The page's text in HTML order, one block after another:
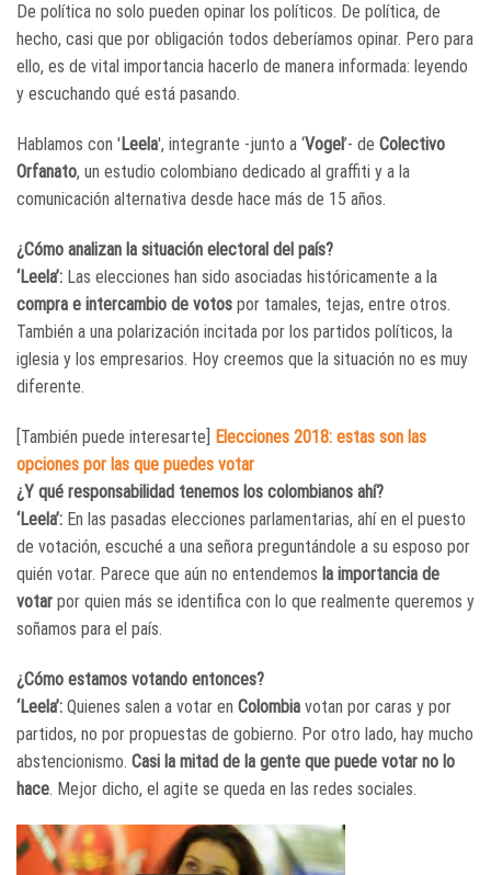
De política no solo pueden opinar los políticos. De política, de
hecho, casi que por obligación todos deberíamos opinar. Pero para
ello, es de vital importancia hacerlo de manera informada: leyendo
y escuchando qué está pasando.
Hablamos con ' Leela', integrante -junto a ‘Vogel’- de Colectivo
Orfanato, un estudio colombiano dedicado al graffiti y a la
comunicación alternativa desde hace más de 15 años.
¿Cómo analizan la situación electoral del país?
‘Leela’: Las elecciones han sido asociadas históricamente a la
compra e intercambio de votos por tamales, tejas, entre otros.
También a una polarización incitada por los partidos políticos, la
iglesia y los empresarios. Hoy creemos que la situación no es muy
diferente.
[También puede interesarte] Elecciones 2018: estas son las
opciones por las que puedes votar
¿Y qué responsabilidad tenemos los colombianos ahí?
‘Leela’: En las pasadas elecciones parlamentarias, ahí en el puesto
de votación, escuché a una señora preguntándole a su esposo por
quién votar. Parece que aún no entendemos la importancia de
votar por quien más se identifica con lo que realmente queremos y
soñamos para el país.
¿Cómo estamos votando entonces?
‘Leela’: Quienes salen a votar en Colombia votan por caras y por
partidos, no por propuestas de gobierno. Por otro lado, hay mucho
abstencionismo. Casi la mitad de la gente que puede votar no lo
hace. Mejor dicho, el agite se queda en las redes sociales.